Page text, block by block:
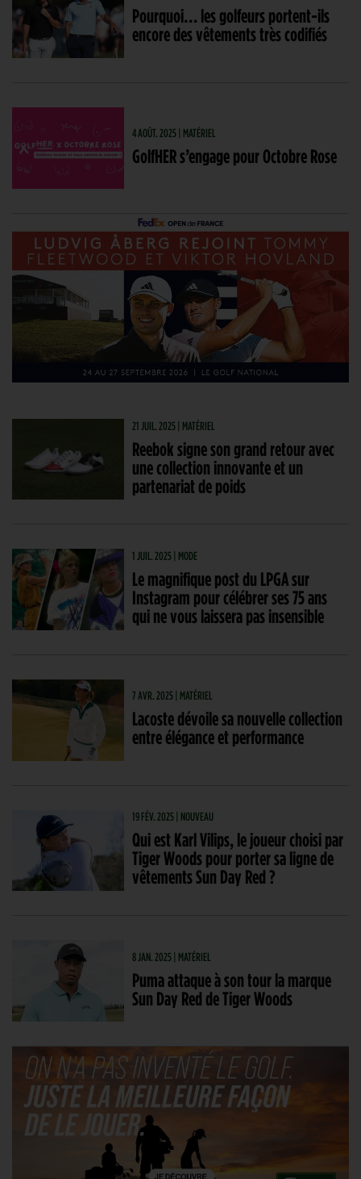
Pourquoi… les golfeurs portent-ils
encore des vêtements très codifiés
4 AOÛT. 2025 | MATÉRIEL
GolfHER s’engage pour Octobre Rose
21 JUIL. 2025 | MATÉRIEL
Reebok signe son grand retour avec
une collection innovante et un
partenariat de poids
1 JUIL. 2025 | MODE
Le magnifique post du LPGA sur
Instagram pour célébrer ses 75 ans
qui ne vous laissera pas insensible
7 AVR. 2025 | MATÉRIEL
Lacoste dévoile sa nouvelle collection
entre élégance et performance
19 FÉV. 2025 | NOUVEAU
Qui est Karl Vilips, le joueur choisi par
Tiger Woods pour porter sa ligne de
vêtements Sun Day Red ?
8 JAN. 2025 | MATÉRIEL
Puma attaque à son tour la marque
Sun Day Red de Tiger Woods